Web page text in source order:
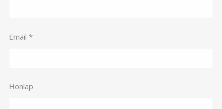
Email *
Honlap